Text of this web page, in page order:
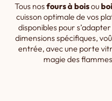
Tous nos fours à boisou
cuisson optimale de vos
disponibles pour
dimensions spécifiques,
entrée, avec une porte
magie des